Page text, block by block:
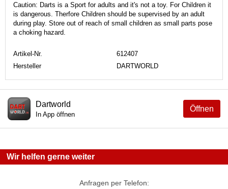
Caution: Darts is a Sport for adults and it's not a toy. For Children it
is dangerous. Therfore Children should be supervised by an adult
during play. Store out of reach of small children as small parts pose
a choking hazard.
Artikel-Nr.
612407
Hersteller
DARTWORLD
Öffnen
Dartworld
In App öffnen
Wir helfen gerne weiter
Anfragen per Telefon: